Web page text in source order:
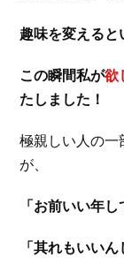
趣味を変えると
この瞬間私が欲
たしました！
極親しい人の一
が、
「お前いい年し
「其れもいいん